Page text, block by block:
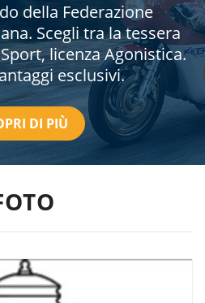
della Federazione
Scegli tra la tessera
licenza Agonistica.
esclusivi.
DI PIÙ